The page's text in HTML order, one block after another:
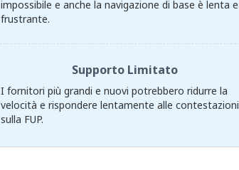
impossibile e anche la navigazione di base è lenta e
frustrante.
Supporto Limitato
I fornitori più grandi e nuovi potrebbero ridurre la
velocità e rispondere lentamente alle contestazioni
sulla FUP.